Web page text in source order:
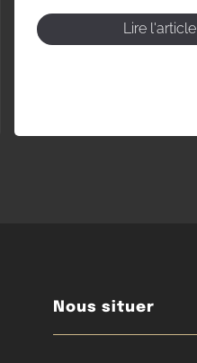
Lire l'article
Nous situer